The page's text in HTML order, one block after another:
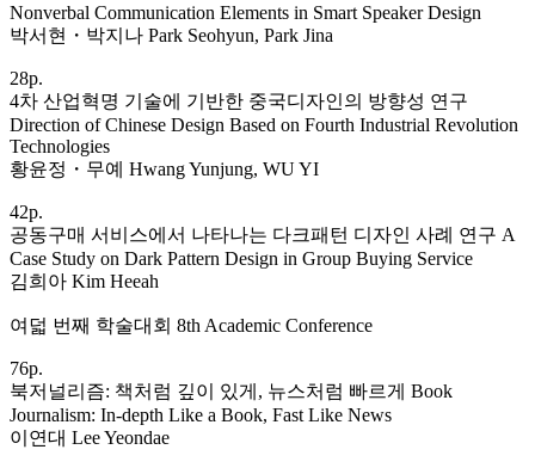
Nonverbal Communication Elements in Smart Speaker Design
박서현・박지나 Park Seohyun, Park Jina
28p.
4차 산업혁명 기술에 기반한 중국디자인의 방향성 연구
Direction of Chinese Design Based on Fourth Industrial Revolution
Technologies
황윤정・무예 Hwang Yunjung, WU YI
42p.
공동구매 서비스에서 나타나는 다크패턴 디자인 사례 연구 A
Case Study on Dark Pattern Design in Group Buying Service
김희아 Kim Heeah
여덟 번째 학술대회 8th Academic Conference
76p.
북저널리즘: 책처럼 깊이 있게, 뉴스처럼 빠르게 Book
Journalism: In-depth Like a Book, Fast Like News
이연대 Lee Yeondae